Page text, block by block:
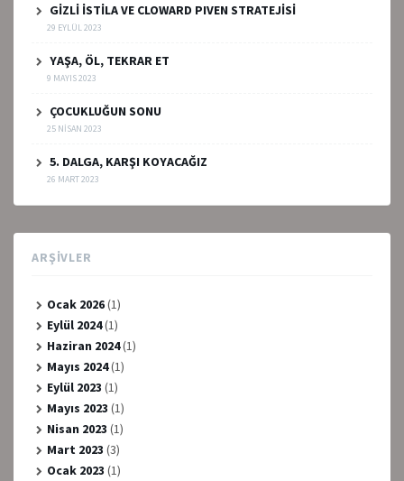
GİZLİ İSTİLA VE CLOWARD PIVEN STRATEJİSİ
29 EYLÜL 2023
YAŞA, ÖL, TEKRAR ET
9 MAYIS 2023
ÇOCUKLUĞUN SONU
25 NISAN 2023
5. DALGA, KARŞI KOYACAĞIZ
26 MART 2023
ARŞIVLER
Ocak 2026(1)
Eylül 2024(1)
Haziran 2024(1)
Mayıs 2024(1)
Eylül 2023 (1)
Mayıs 2023 (1)
Nisan 2023 (1)
Mart 2023 (3)
Ocak 2023 (1)